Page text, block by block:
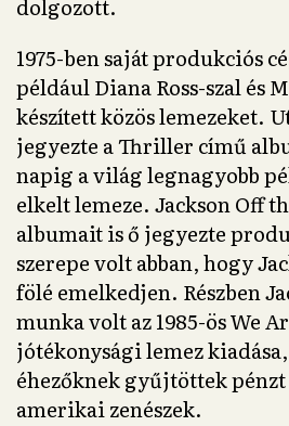
dolgozott.
1975-ben saját produkciós
például Diana Ross-szal és
készített közös lemezeket.
jegyezte a Thriller című
napig a világ legnagyobb
elkelt lemeze. Jackson Off
albumait is ő jegyezte
szerepe volt abban, hogy
fölé emelkedjen. Részben
munka volt az 1985-ös We
jótékonysági lemez
éhezőknek gyűjtöttek
amerikai zenészek.